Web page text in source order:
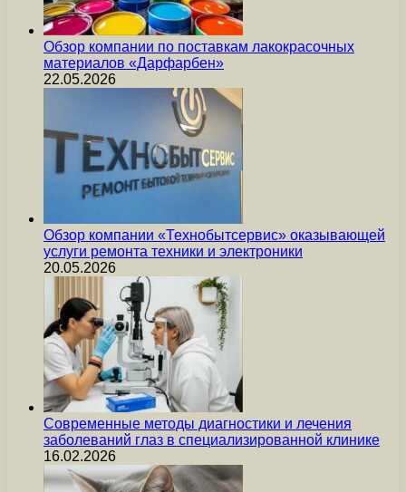
Обзор компании по поставкам лакокрасочных
материалов «Дарфарбен»
22.05.2026
Обзор компании «Технобытсервис» оказывающей
услуги ремонта техники и электроники
20.05.2026
Современные методы диагностики и лечения
заболеваний глаз в специализированной клинике
16.02.2026